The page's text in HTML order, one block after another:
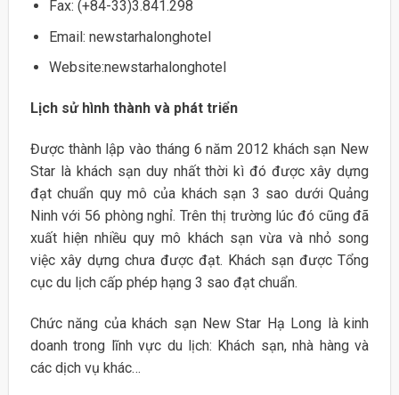
Fax: (+84-33)3.841.298
Email: newstarhalonghotel
Website:newstarhalonghotel
Lịch sử hình thành và phát triển
Được thành lập vào tháng 6 năm 2012 khách sạn New
Star là khách sạn duy nhất thời kì đó được xây dựng
đạt chuẩn quy mô của khách sạn 3 sao dưới Quảng
Ninh với 56 phòng nghỉ. Trên thị trường lúc đó cũng đã
xuất hiện nhiều quy mô khách sạn vừa và nhỏ song
việc xây dựng chưa được đạt. Khách sạn được Tổng
cục du lịch cấp phép hạng 3 sao đạt chuẩn.
Chức năng của khách sạn New Star Hạ Long là kinh
doanh trong lĩnh vực du lịch: Khách sạn, nhà hàng và
các dịch vụ khác…